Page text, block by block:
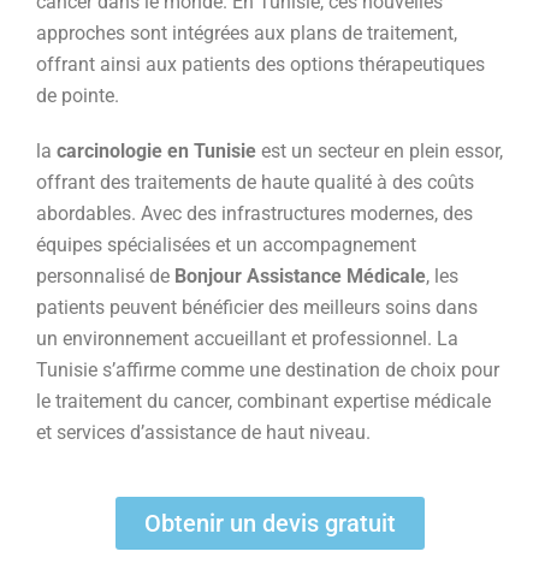
approches sont intégrées aux plans de traitement,
offrant ainsi aux patients des options thérapeutiques
de pointe.
la carcinologie en Tunisie est un secteur en plein essor,
offrant des traitements de haute qualité à des coûts
abordables. Avec des infrastructures modernes, des
équipes spécialisées et un accompagnement
personnalisé de Bonjour Assistance Médicale, les
patients peuvent bénéficier des meilleurs soins dans
un environnement accueillant et professionnel. La
Tunisie s’affirme comme une destination de choix pour
le traitement du cancer, combinant expertise médicale
et services d’assistance de haut niveau.
Obtenir un devis gratuit